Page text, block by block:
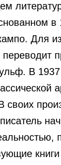
в
Для
В 1937
своих
книги